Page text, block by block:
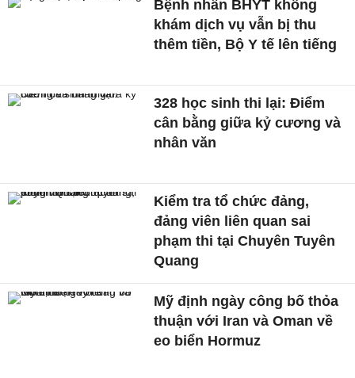
Bệnh nhân BHYT không
khám dịch vụ vẫn bị thu
thêm tiền, Bộ Y tế lên tiếng
328 học sinh thi lại: Điểm
cân bằng giữa kỷ cương và
nhân văn
Kiểm tra tổ chức đảng,
đảng viên liên quan sai
phạm thi tại Chuyên Tuyên
Quang
Mỹ định ngày công bố thỏa
thuận với Iran và Oman về
eo biển Hormuz